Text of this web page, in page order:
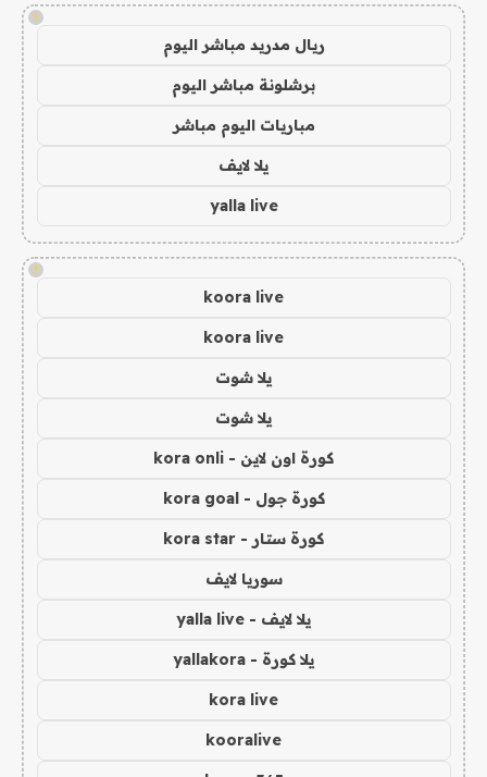
!
ريال مدريد مباشر اليوم
برشلونة مباشر اليوم
مباريات اليوم مباشر
يلا لايف
yalla live
!
koora live
koora live
يلا شوت
يلا شوت
كورة اون لاين - kora onli
كورة جول - kora goal
كورة ستار - kora star
سوريا لايف
يلا لايف - yalla live
يلا كورة - yallakora
kora live
kooralive